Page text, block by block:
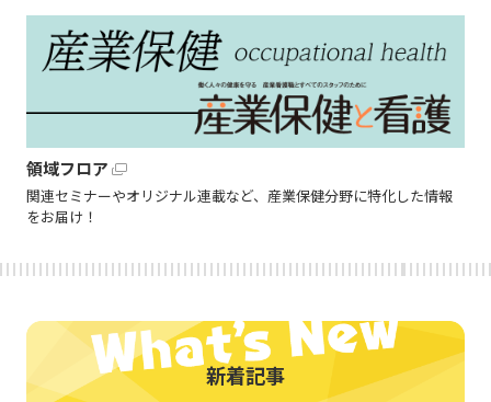
領域フロア
関連セミナーやオリジナル連載など、産業保健分野に特化した情報
をお届け！
新着記事